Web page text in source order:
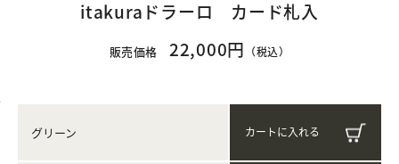
itakuraドラーロ カード札入
販売価格 22,000円 （税込）
グリーン